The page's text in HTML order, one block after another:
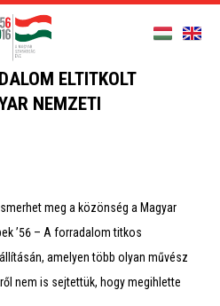
ELTITKOLT
NEMZETI
meg a közönség a Magyar
’56 – A forradalom titkos
amelyen több olyan művész
nem is sejtettük, hogy megihlette